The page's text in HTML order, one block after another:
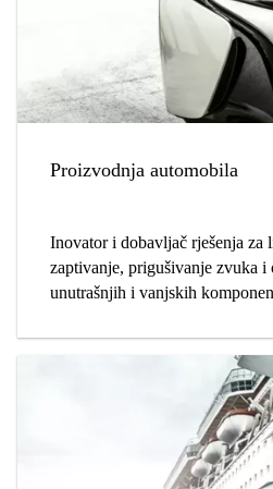
Proizvodnja automobila
Inovator i dobavljač rješenja za
zaptivanje, prigušivanje zvuka i
unutrašnjih i vanjskih